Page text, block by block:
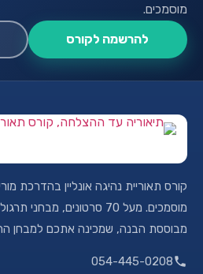
מוסמכים.
להרשמה לקורס
קורס תאוריית נהיגה אונליין בהדרכת
מוסמכים. מעל 70 סרטונים,
מבוססת הבנה, שמכינה אתכם למבחן
054-445-0208